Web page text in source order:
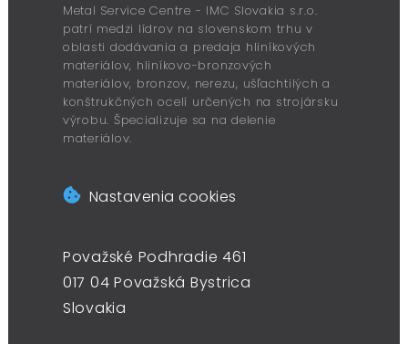
Metal Service Centre - IMC Slovakia s.r.o.
patrí medzi lídrov na slovenskom trhu v
oblasti dodávania a predaja hliníkových
materiálov, hliníkovo-bronzových
materiálov, bronzov, nerezu, ušľachtilých a
konštrukčných ocelí určených na strojársku
výrobu. Špecializuje sa na delenie
materiálov.
Nastavenia cookies
Považské Podhradie 461
017 04 Považská Bystrica
Slovakia